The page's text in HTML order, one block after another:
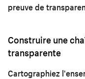
preuve de
Construire une
transparente
Cartographiez